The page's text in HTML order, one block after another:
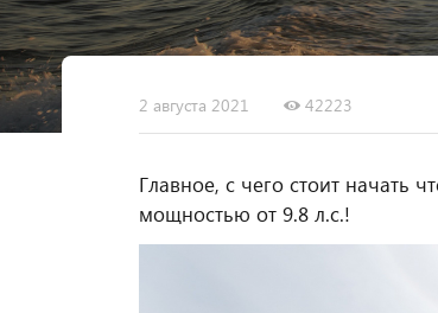
2 августа 2021 42223
Главное, с чего стоит начать
мощностью от 9.8 л.с.!